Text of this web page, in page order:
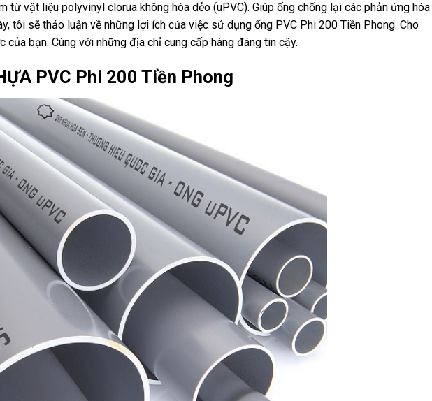
từ vật liệu polyvinyl clorua không hóa dẻo (uPVC). Giúp ống chống lại các phản ứng hóa
tôi sẽ thảo luận về những lợi ích của việc sử dụng ống PVC Phi 200 Tiền Phong. Cho
của bạn. Cùng với những địa chỉ cung cấp hàng đáng tin cậy.
PVC Phi 200 Tiền Phong